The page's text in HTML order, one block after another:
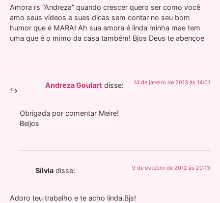
Amora rs “Andreza” quando crescer quero ser como você
amo seus vídeos e suas dicas sem contar no seu bom
humor que é MARA! Ah sua amora é linda minha mae tem
uma que é o mimo da casa também! Bjos Deus te abençoe
Andreza Goulart disse: 14 de janeiro de 2013 às 14:01
Obrigada por comentar Meire!
Beijos
Sílvia disse: 9 de outubro de 2012 às 20:13
Adoro teu trabalho e te acho linda.Bjs!